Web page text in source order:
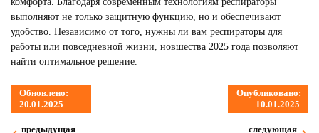
выполняют не только защитную функцию, но и обеспечивают
удобство. Независимо от того, нужны ли вам респираторы для
работы или повседневной жизни, новшества 2025 года позволяют
найти оптимальное решение.
Обновлено:
20.01.2025
Опубликовано:
10.01.2025
предыдущая
следующая